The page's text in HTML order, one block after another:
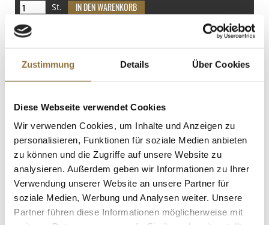
Zustimmung Details Über Cookies
Diese Webseite verwendet Cookies
Wir verwenden Cookies, um Inhalte und Anzeigen zu
personalisieren, Funktionen für soziale Medien anbieten
zu können und die Zugriffe auf unsere Website zu
analysieren. Außerdem geben wir Informationen zu Ihrer
Verwendung unserer Website an unsere Partner für
soziale Medien, Werbung und Analysen weiter. Unsere
Partner führen diese Informationen möglicherweise mit
Eiweiß
0 g
St.
Basmati Reis, Tilda, im praktischen
Reißverschluß-Sack, 5 kg
Art.Nr.:10236
€ 40,00
€ 8,00/ kg
Sosa Invertzucker, 1,4 kg
Art.Nr.:40186